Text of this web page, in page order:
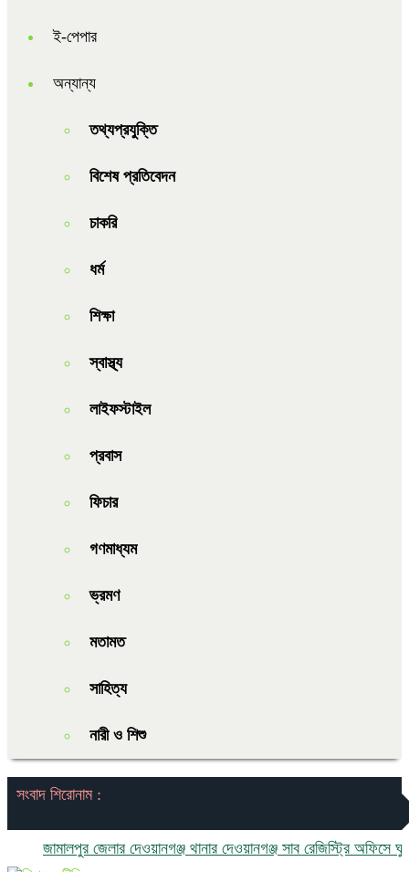
ই-পেপার
অন্যান্য
তথ্যপ্রযুক্তি
বিশেষ প্রতিবেদন
চাকরি
ধর্ম
শিক্ষা
স্বাস্থ্য
লাইফস্টাইল
প্রবাস
ফিচার
গণমাধ্যম
ভ্রমণ
মতামত
সাহিত্য
নারী ও শিশু
সংবাদ শিরোনাম :
জামালপুর জেলার দেওয়ানগঞ্জ থানার দেওয়ানগঞ্জ সাব রেজিস্ট্রি অফিসে ঘুষ ও